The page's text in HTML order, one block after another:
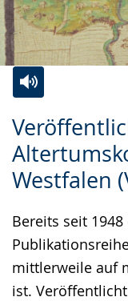
Westfalen
Bereits seit
mittlerweile auf
ist.
Leichten
Sprache
wechseln.
Audio-
Unterstützung.
Video
in
Deutscher
wird
angezeigt.